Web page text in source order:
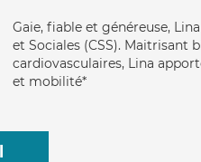
Gaie, fiable et généreuse,
et Sociales (CSS).
cardiovasculaires, Lina
et mobilité*